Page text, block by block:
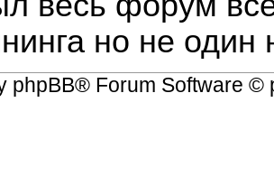
но не один
phpBB® Forum Software ©